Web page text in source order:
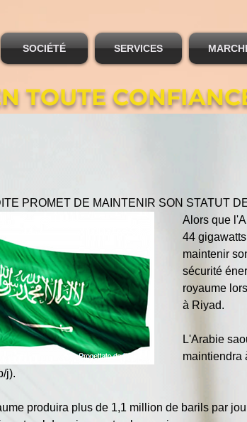
TOUTE
SOCIÉTÉ SERVICES
PROMET DE MAINTENIR SON STATUT
Alors que
44
maintenir
sécurité
royaume
à Riyad.
L'Arabie
maintiendra
j).
produira plus de 1,1 million de barils par